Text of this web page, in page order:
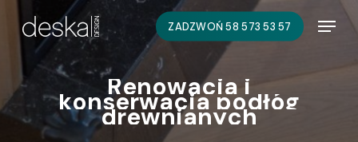
content
ZADZWOŃ 58 573 53 57 Menu
Renowacja i
konserwacja podłóg
drewnianych